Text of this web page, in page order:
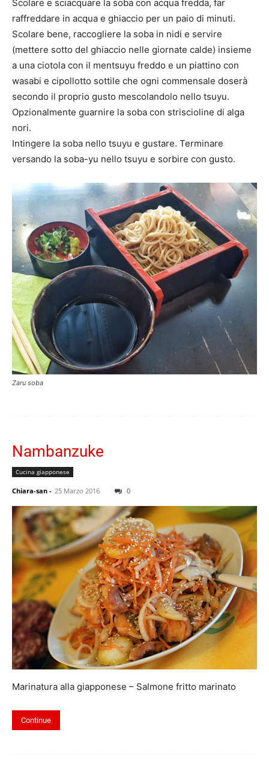
Scolare e sciacquare la soba con acqua fredda, far
raffreddare in acqua e ghiaccio per un paio di minuti.
Scolare bene, raccogliere la soba in nidi e servire
(mettere sotto del ghiaccio nelle giornate calde) insieme
a una ciotola con il mentsuyu freddo e un piattino con
wasabi e cipollotto sottile che ogni commensale doserà
secondo il proprio gusto mescolandolo nello tsuyu.
Opzionalmente guarnire la soba con striscioline di alga
nori.
Intingere la soba nello tsuyu e gustare. Terminare
versando la soba-yu nello tsuyu e sorbire con gusto.
Zaru soba
Nambanzuke
Cucina giapponese
Chiara-san - 25 Marzo 2016 0
Marinatura alla giapponese – Salmone fritto marinato
Continue